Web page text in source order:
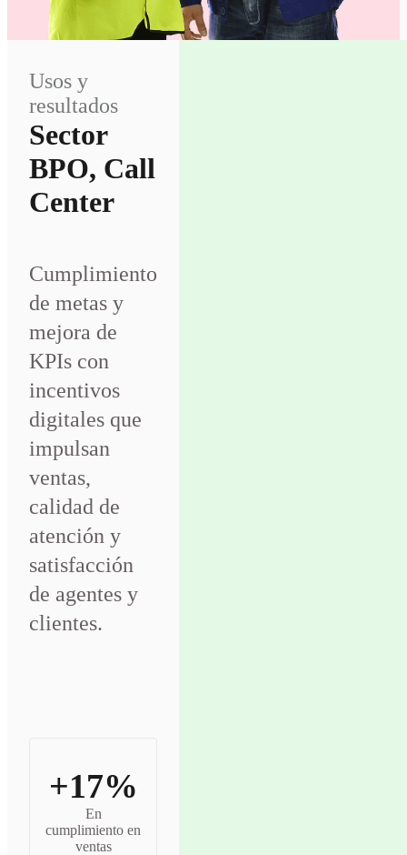
Usos y
resultados
Sector
BPO, Call
Center
Cumplimiento
de metas y
mejora de
KPIs con
incentivos
digitales que
impulsan
ventas,
calidad de
atención y
satisfacción
de agentes y
clientes.
+17%
En
cumplimiento en
ventas